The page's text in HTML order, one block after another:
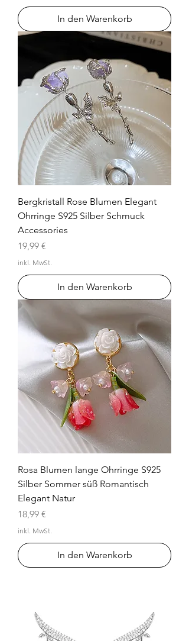
In den Warenkorb
Bergkristall Rose Blumen Elegant
Ohrringe S925 Silber Schmuck
Accessories
Preis
19,99 €
inkl. MwSt.
In den Warenkorb
Rosa Blumen lange Ohrringe S925
Silber Sommer süß Romantisch
Elegant Natur
Preis
18,99 €
inkl. MwSt.
In den Warenkorb